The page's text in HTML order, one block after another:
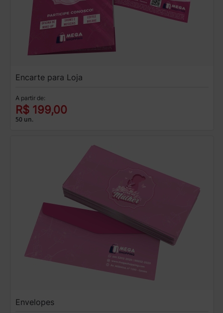
Encarte para Loja
A partir de:
R$ 199,00
50 un.
Envelopes